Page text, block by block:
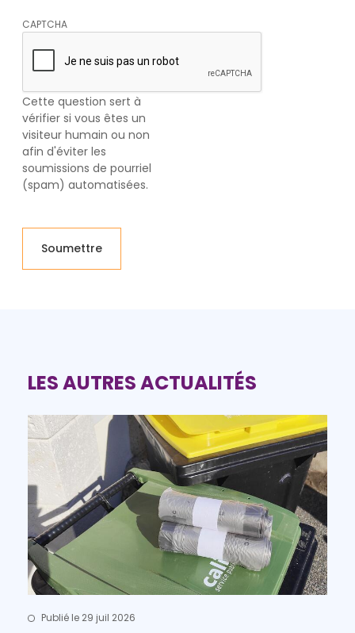
CAPTCHA
Cette question sert à
vérifier si vous êtes un
visiteur humain ou non
afin d'éviter les
soumissions de pourriel
(spam) automatisées.
Soumettre
LES AUTRES ACTUALITÉS
Publié le 29 juil 2026